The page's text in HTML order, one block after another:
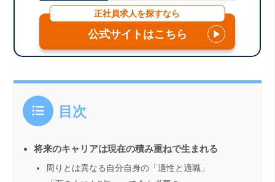
正社員求人を探すなら
公式サイトはこちら ▶
目次
将来のキャリアは現在の積み重ねで生まれる
周りとは異なる自分自身の「適性と適職」